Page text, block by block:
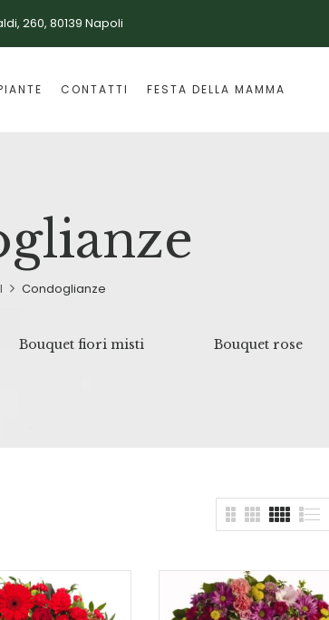
260, 80139 Napoli
CONTATTI FESTA DELLA MAMMA
Condoglianze
Bouquet fiori misti Bouquet rose